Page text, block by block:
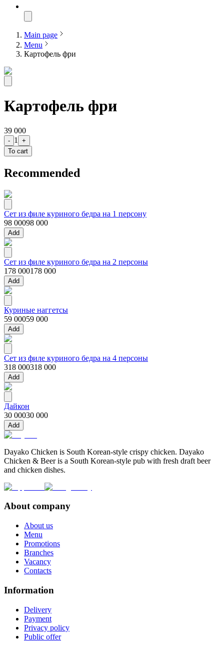
Main page
Menu
Картофель фри
Картофель фри
39 000
- 1
+
To cart
Recommended
Сет из филе куриного бедра на 1 персону
98 00098 000
Add
Сет из филе куриного бедра на 2 персоны
178 000178 000
Add
Куриные наггетсы
59 00059 000
Add
Сет из филе куриного бедра на 4 персоны
318 000318 000
Add
Дайкон
30 00030 000
Add
Dayako Chicken is South Korean-style crispy chicken. Dayako
Chicken & Beer is a South Korean-style pub with fresh draft beer
and chicken dishes.
About company
About us
Menu
Promotions
Branches
Vacancy
Contacts
Information
Delivery
Payment
Privacy policy
Public offer